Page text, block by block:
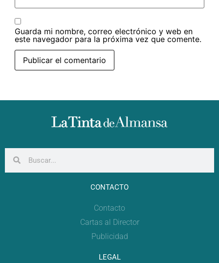
Guarda mi nombre, correo electrónico y web en
este navegador para la próxima vez que comente.
CONTACTO
Contacto
Cartas al Director
Publicidad
LEGAL